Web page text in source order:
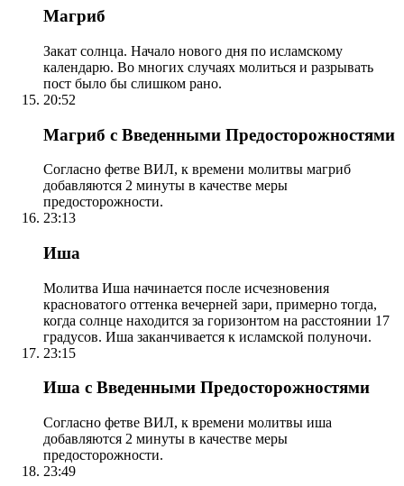
Магриб
Закат солнца. Начало нового дня по исламскому
календарю. Во многих случаях молиться и разрывать
пост было бы слишком рано.
20:52
Магриб с Введенными Предосторожностями
Согласно фетве ВИЛ, к времени молитвы магриб
добавляются 2 минуты в качестве меры
предосторожности.
23:13
Иша
Молитва Иша начинается после исчезновения
красноватого оттенка вечерней зари, примерно тогда,
когда солнце находится за горизонтом на расстоянии 17
градусов. Иша заканчивается к исламской полуночи.
23:15
Иша с Введенными Предосторожностями
Согласно фетве ВИЛ, к времени молитвы иша
добавляются 2 минуты в качестве меры
предосторожности.
23:49